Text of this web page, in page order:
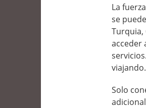
La
se
Turquia,
acceder
viajando.
Solo